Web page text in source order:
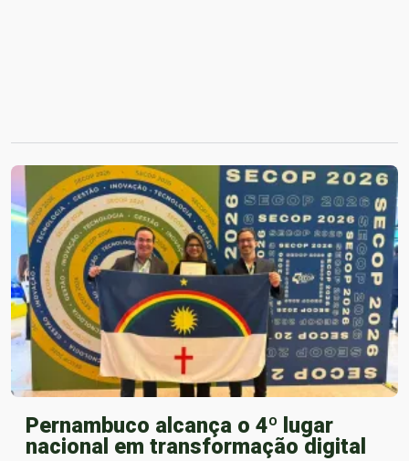
Pernambuco alcança o 4º lugar
nacional em transformação digital